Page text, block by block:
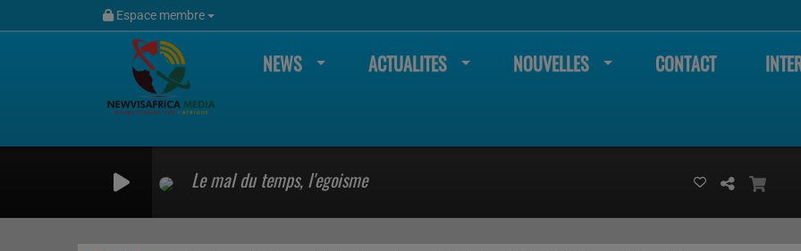
Espace membre
NEWS ACTUALITES NOUVELLES CONTACT
Le mal du temps, l'egoisme